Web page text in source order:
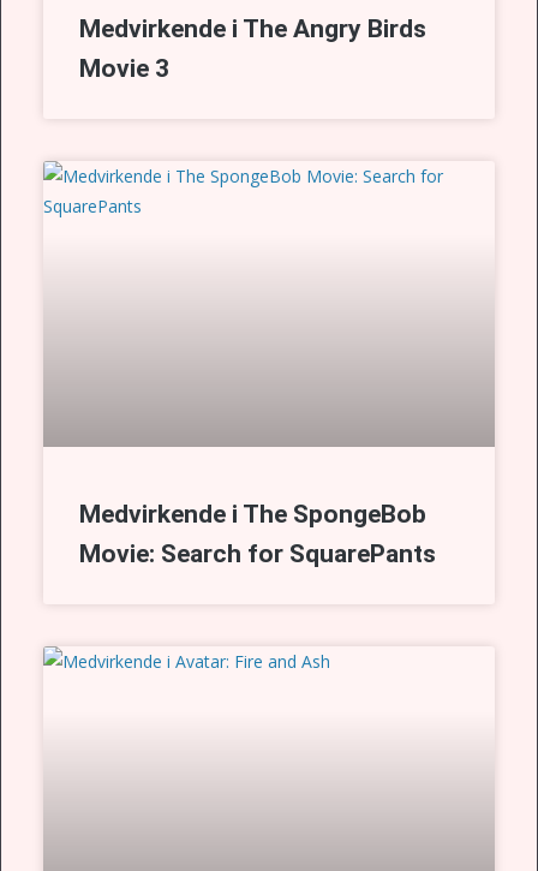
Medvirkende i The Angry Birds
Movie 3
Medvirkende i The SpongeBob
Movie: Search for SquarePants